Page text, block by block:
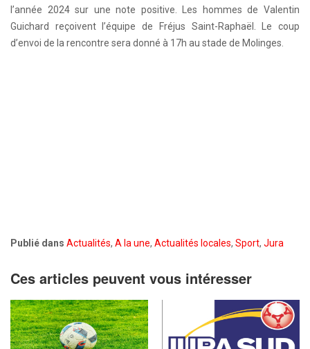
l’année 2024 sur une note positive. Les hommes de Valentin
Guichard reçoivent l’équipe de Fréjus Saint-Raphaël. Le coup
d’envoi de la rencontre sera donné à 17h au stade de Molinges.
Publié dans Actualités, A la une, Actualités locales, Sport, Jura
Ces articles peuvent vous intéresser